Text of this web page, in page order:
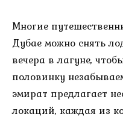
Многие
Дубае можно снять
вечера в лагуне,
половинку
эмират предлагает
локаций, каждая из